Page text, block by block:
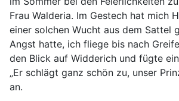
Frau Walderia. Im Gestech hat mich
einer solchen Wucht aus dem Sattel
Angst hatte, ich fliege bis nach
den Blick auf Widderich und fügte
„Er schlägt ganz schön zu, unser
an.